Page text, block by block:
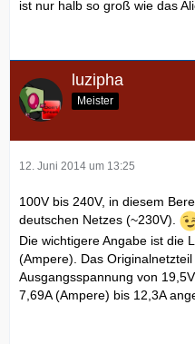
ist nur halb so groß wie das
luzipha
Meister
12. Juni 2014 um 13:25
100V bis 240V, in diesem
deutschen Netzes (~230V).
Die wichtigere Angabe ist die
(Ampere). Das
Ausgangsspannung von
7,69A (Ampere) bis 12,3A